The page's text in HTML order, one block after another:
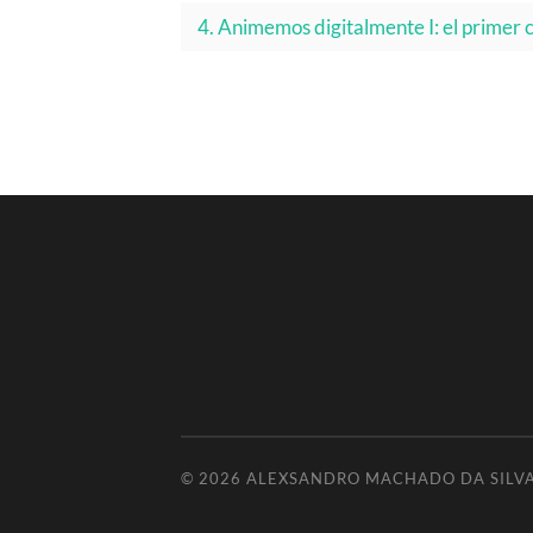
4. Animemos digitalmente I: el primer
© 2026 ALEXSANDRO MACHADO DA